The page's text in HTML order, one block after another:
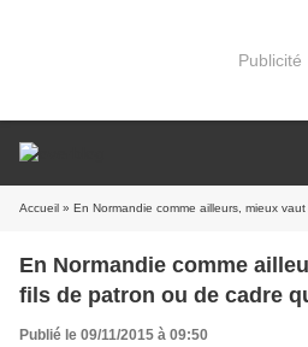
Publicité
Accueil » En Normandie comme ailleurs, mieux vaut
En Normandie comme
fils de patron ou de cadre
Publié le 09/11/2015 à 09:50